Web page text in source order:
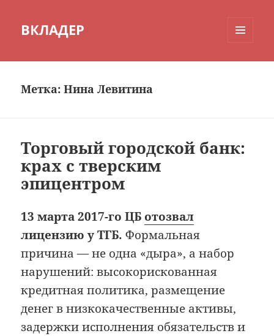
ВКЛАДЕР
Метка:Нина Левитина
Торговый городской банк:
крах с тверским
эпицентром
13 марта 2017-го ЦБ отозвал
лицензию у ТГБ. Формальная
причина — не одна «дыра», а набор
нарушений: высокорискованная
кредитная политика, размещение
денег в низкокачественные активы,
задержки исполнения обязательств и